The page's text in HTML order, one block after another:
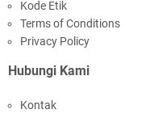
Kode Etik
Terms of Conditions
Privacy Policy
Hubungi Kami
Kontak